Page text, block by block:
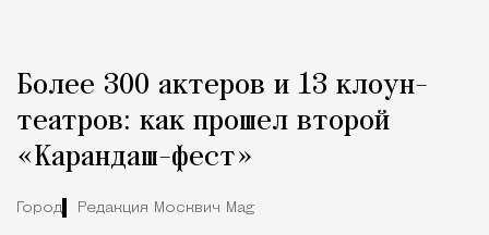
Более 300 актеров и 13 клоун-
театров: как прошел второй
«Карандаш-фест»
Город Редакция Москвич Mag